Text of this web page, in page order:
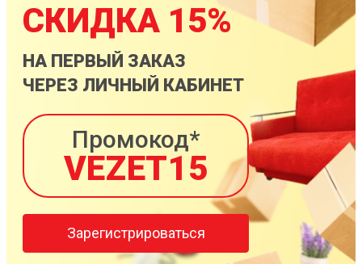
СКИДКА 15%
НА ПЕРВЫЙ ЗАКАЗ
ЧЕРЕЗ ЛИЧНЫЙ КАБИНЕТ
Промокод*
VEZET15
Зарегистрироваться